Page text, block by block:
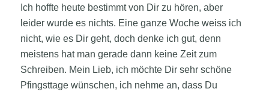
Ich hoffte heute bestimmt von Dir zu hören, aber
leider wurde es nichts. Eine ganze Woche weiss ich
nicht, wie es Dir geht, doch denke ich gut, denn
meistens hat man gerade dann keine Zeit zum
Schreiben. Mein Lieb, ich möchte Dir sehr schöne
Pfingsttage wünschen, ich nehme an, dass Du